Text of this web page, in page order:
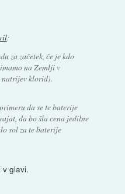
:
za začetek, če je kdo
na Zemlji v
klorid).
da se te baterije
da bo šla cena jedilne
sol za te baterije
v glavi.